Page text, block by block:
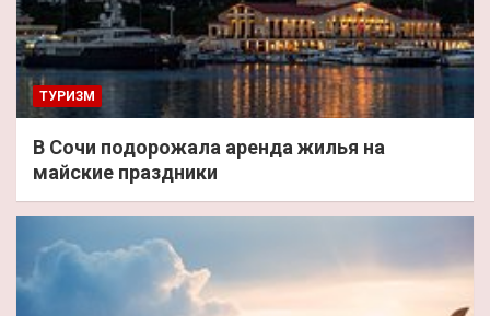
ТУРИЗМ
В Сочи подорожала аренда жилья на
майские праздники